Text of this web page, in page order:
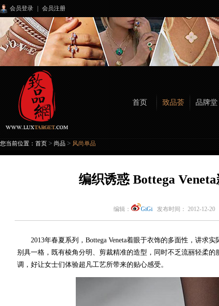
会员登录 会员注册
首页 致品荟 品牌堂
您当前位置： 首页 > 尚品 > 风尚单品
编织诱惑 Bottega
编辑： GiGi 发布时间： 2012-12-
2013年春夏系列，Bottega Veneta着眼于衣饰的多面性，讲求
别具一格，既有棱角分明、剪裁精准的造型，同时不乏流丽轻柔
调，好让女士们体验超凡工艺所带来的贴心感受。